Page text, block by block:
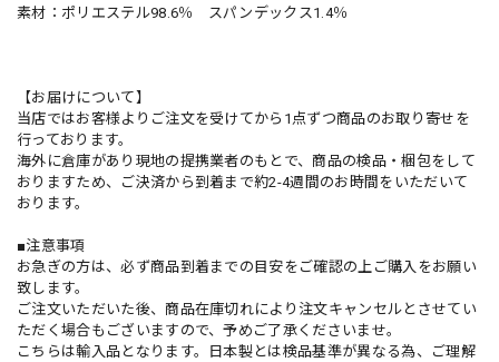
素材：ポリエステル98.6％ スパンデックス1.4％
【お届けについて】
当店ではお客様よりご注文を受けてから1点ずつ商品のお取り寄せを
行っております。
海外に倉庫があり現地の提携業者のもとで、商品の検品・梱包をして
おりますため、ご決済から到着まで約2-4週間のお時間をいただいて
おります。
■注意事項
お急ぎの方は、必ず商品到着までの目安をご確認の上ご購入をお願い
致します。
ご注文いただいた後、商品在庫切れにより注文キャンセルとさせてい
ただく場合もございますので、予めご了承くださいませ。
こちらは輸入品となります。日本製とは検品基準が異なる為、ご理解